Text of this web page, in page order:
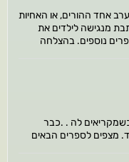
אחד ההורים, או האחיות
מנגישה לילדים את
נוספים. בהצלחה
לה . .כבר
מצפים לספרים הבאים